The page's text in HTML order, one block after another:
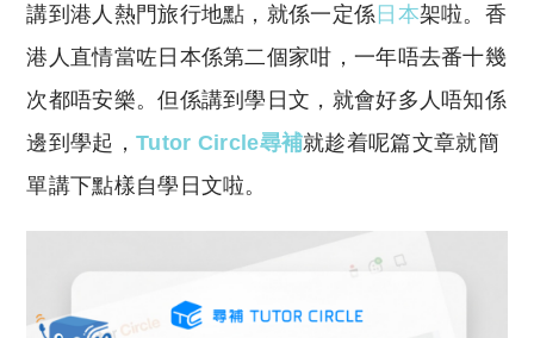
p
y
Li
n
at
s
A
p
講到港人熱門旅行地點，就係一定係 日本架啦。香
港人直情當咗日本係第二個家咁，一年唔去番十幾
次都唔安樂。但係講到學日文，就會好多人唔知係
邊到學起， Tutor Circle尋補就趁着呢篇文章就簡
單講下點樣自學日文啦。